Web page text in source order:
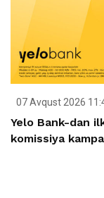
07 Avqust 2026
Yelo Bank-dan
komissiya